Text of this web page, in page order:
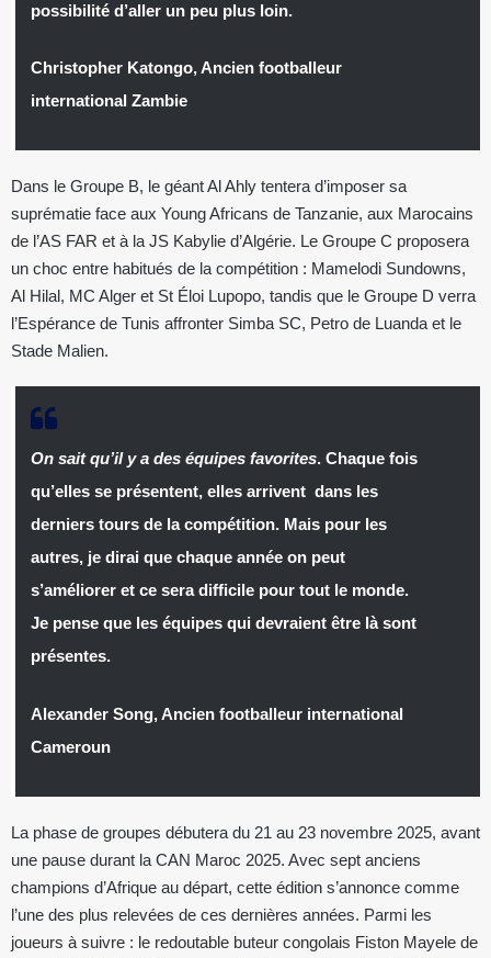
possibilité d’aller un peu plus loin.
Christopher Katongo, Ancien footballeur
international Zambie
Dans le Groupe B, le géant Al Ahly tentera d’imposer sa
suprématie face aux Young Africans de Tanzanie, aux Marocains
de l’AS FAR et à la JS Kabylie d’Algérie. Le Groupe C proposera
un choc entre habitués de la compétition : Mamelodi Sundowns,
Al Hilal, MC Alger et St Éloi Lupopo, tandis que le Groupe D verra
l’Espérance de Tunis affronter Simba SC, Petro de Luanda et le
Stade Malien.
On sait qu’il y a des équipes favorites. Chaque fois
qu’elles se présentent, elles arrivent dans les
derniers tours de la compétition. Mais pour les
autres, je dirai que chaque année on peut
s’améliorer et ce sera difficile pour tout le monde.
Je pense que les équipes qui devraient être là sont
présentes.
Alexander Song, Ancien footballeur international
Cameroun
La phase de groupes débutera du 21 au 23 novembre 2025, avant
une pause durant la CAN Maroc 2025. Avec sept anciens
champions d’Afrique au départ, cette édition s’annonce comme
l’une des plus relevées de ces dernières années. Parmi les
joueurs à suivre : le redoutable buteur congolais Fiston Mayele de